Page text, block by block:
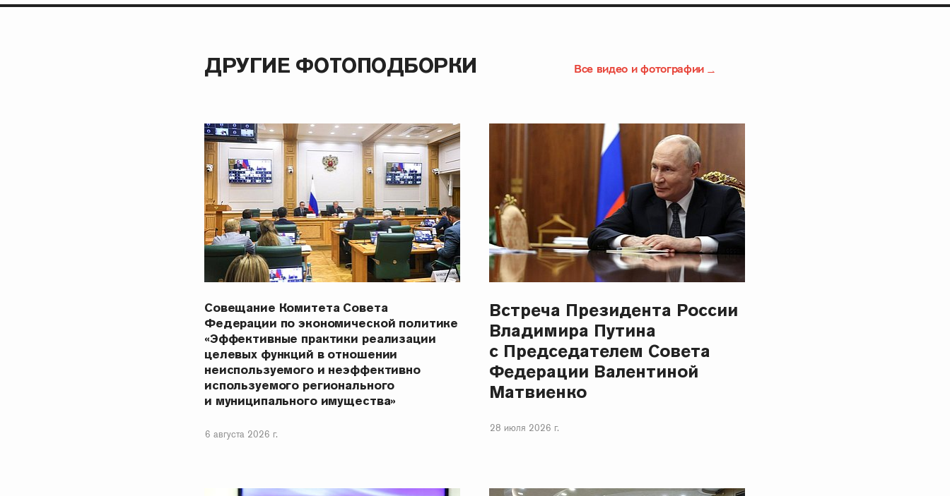
ДРУГИЕ ФОТОПОДБОРКИ Все видео и фотографии
Совещание Комитета Совета
Федерации по экономической политике
«Эффективные практики реализации
целевых функций в отношении
неиспользуемого и неэффективно
используемого регионального
и муниципального имущества»
6 августа 2026 г.
Встреча Президента России
Владимира Путина
с Председателем Совета
Федерации Валентиной
Матвиенко
28 июля 2026 г.